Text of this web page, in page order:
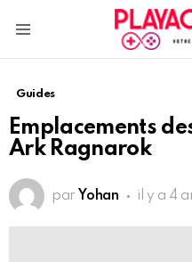
Guides
Emplacements
Ark Ragnarok
par Yohan il y a 4